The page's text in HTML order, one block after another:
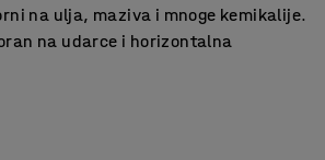
na ulja, maziva i mnoge kemikalije.
na udarce i horizontalna